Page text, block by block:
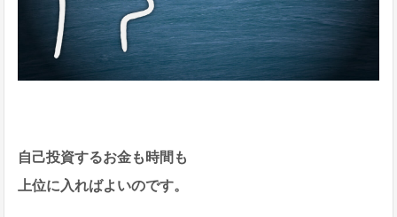
自己投資するお金も時間も
上位に入ればよいのです。